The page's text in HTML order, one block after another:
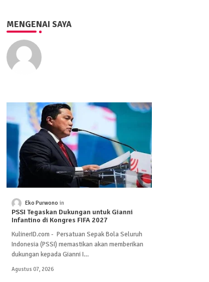
MENGENAI SAYA
Eko Purwono
PSSI Tegaskan Dukungan untuk Gianni
Infantino di Kongres FIFA 2027
KulinerID.com - Persatuan Sepak Bola Seluruh
Indonesia (PSSI) memastikan akan memberikan
dukungan kepada Gianni I…
Agustus 07, 2026